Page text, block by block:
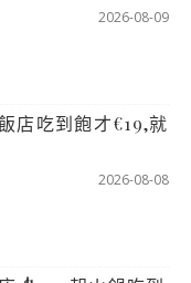
2026-08-09
店吃到飽才€19,就
2026-08-08